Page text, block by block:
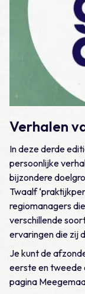
Verhalen
In deze derde
persoonlijke
bijzondere
Twaalf
regiomanagers
verschillende
ervaringen die zij
Je kunt de
eerste en tweede
pagina